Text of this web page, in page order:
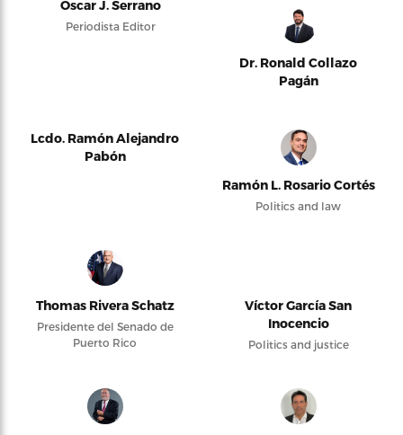
Oscar J. Serrano
Periodista Editor
Dr. Ronald Collazo
Pagán
Lcdo. Ramón Alejandro
Pabón
Ramón L. Rosario Cortés
Politics and law
Thomas Rivera Schatz
Presidente del Senado de
Puerto Rico
Víctor García San
Inocencio
Politics and justice